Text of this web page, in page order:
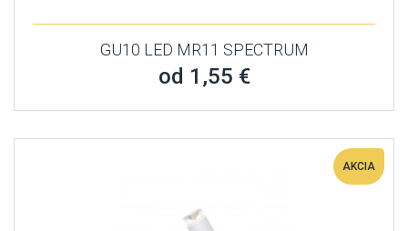
GU10 LED MR11 SPECTRUM
od 1,55 €
AKCIA